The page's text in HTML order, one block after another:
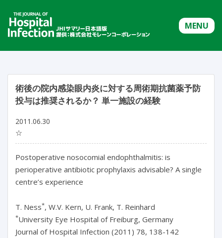
MENU
術後の院内感染眼内炎に対する周術期抗菌薬予防
投与は推奨されるか？ 単一施設の経験
2011.06.30
☆
Postoperative nosocomial endophthalmitis: is
perioperative antibiotic prophylaxis advisable? A single
centre’s experience
T. Ness*, W.V. Kern, U. Frank, T. Reinhard
*University Eye Hospital of Freiburg, Germany
Journal of Hospital Infection (2011) 78, 138-142